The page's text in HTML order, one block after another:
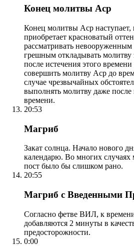
Конец молитвы Аср
Конец молитвы Аср наступает,
приобретает красноватый
рассматривать невооруженным
грешным откладывать молитву
после истечения этого времени
совершить молитву Аср до
случае чрезвычайных
выполнять молитву даже после
времени.
20:53
Магриб
Закат солнца. Начало нового
календарю. Во многих случаях
пост было бы слишком рано.
20:55
Магриб с Введенными
Согласно фетве ВИЛ, к
добавляются 2 минуты в
предосторожности.
0:00